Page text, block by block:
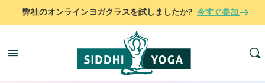
弊社のオンラインヨガクラスを試しましたか? 今すぐ参加